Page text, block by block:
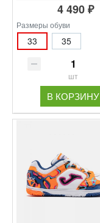
4 490 ₽
Размеры обуви
33 35
шт
В КОРЗИНУ